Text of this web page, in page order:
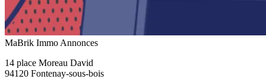
MaBrik Immo Annonces
14 place Moreau David
94120 Fontenay-sous-bois